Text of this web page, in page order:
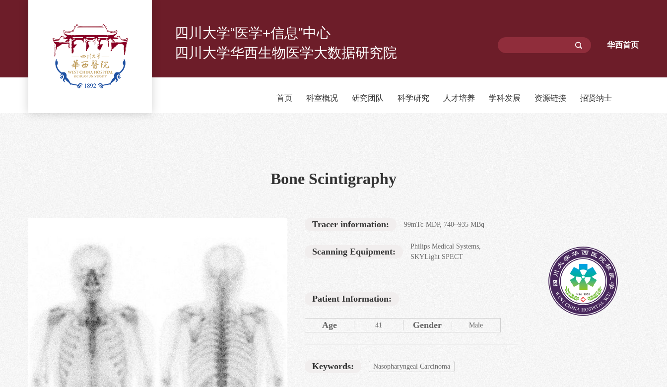
华西首页
四川大学“医学+信息”中心
四川大学华西生物医学大数据研究院
首页 科室概况 研究团队 科学研究 人才培养 学科发展 资源链接 招贤纳士
Bone Scintigraphy
Tracer information: 99mTc-MDP, 740~935 MBq
Scanning Equipment:
Philips Medical Systems,
SKYLight SPECT
Patient Information:
Age 41 Gender Male
Keywords: Nasopharyngeal Carcinoma